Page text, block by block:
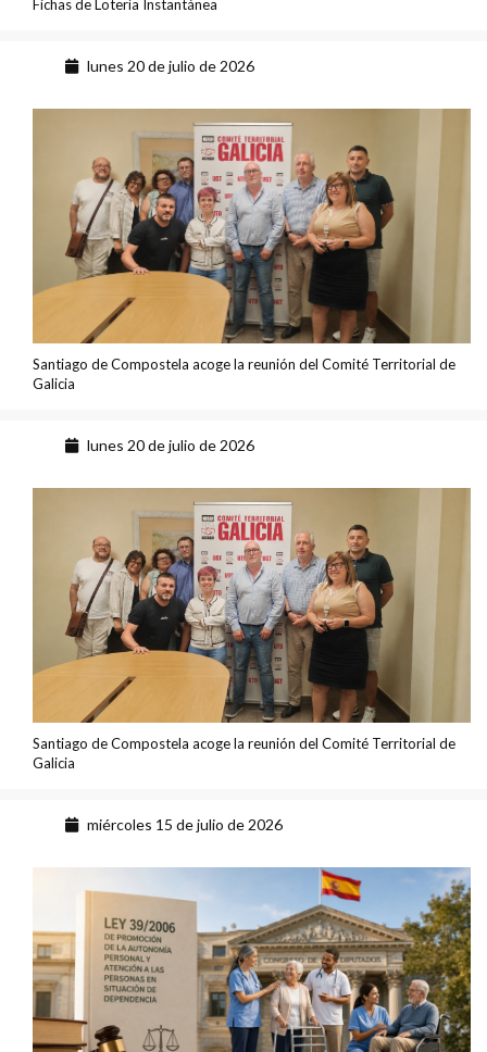
Fichas de Lotería Instantánea
lunes 20 de julio de 2026
Santiago de Compostela acoge la reunión del Comité Territorial de
Galicia
lunes 20 de julio de 2026
Santiago de Compostela acoge la reunión del Comité Territorial de
Galicia
miércoles 15 de julio de 2026